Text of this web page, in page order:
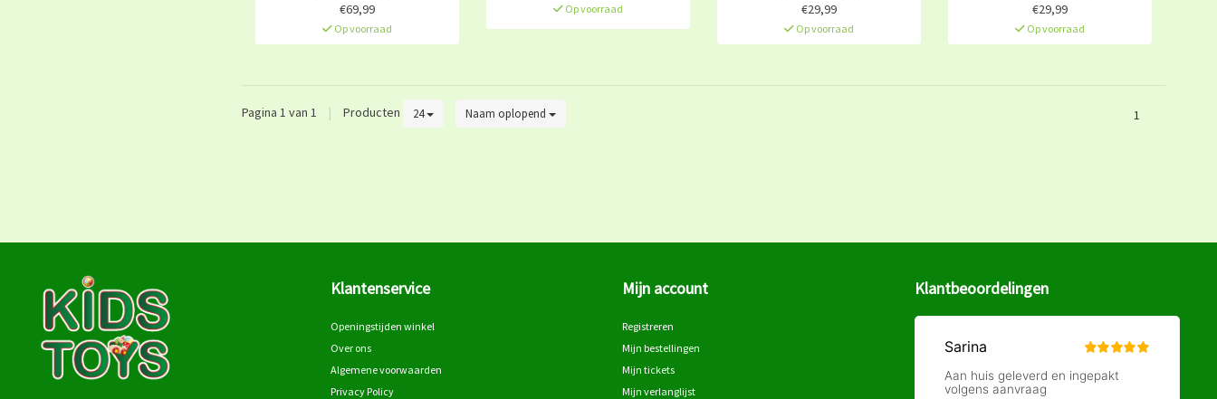
€69,99
Op voorraad
Op voorraad €29,99
Op voorraad
€29,99
Op voorraad
Pagina 1 van 1 | Producten 24 Naam oplopend 1
Klantenservice
Openingstijden winkel
Over ons
Algemene voorwaarden
Privacy Policy
Mijn account
Registreren
Mijn bestellingen
Mijn tickets
Mijn verlanglijst
Klantbeoordelingen